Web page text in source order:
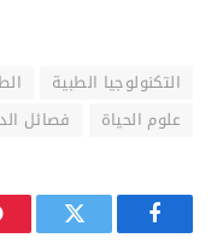
التكنولوجيا الطبية
علوم الحياة
فصائل
فيسبوك تويتر